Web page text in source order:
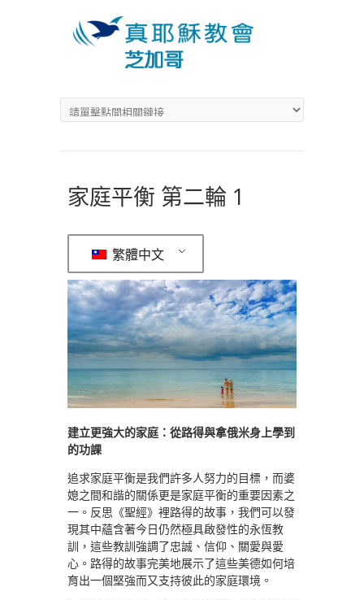
家庭平衡 第二輪 1
繁體中文
建立更強大的家庭：從路得與拿俄米身上學到
的功課
追求家庭平衡是我們許多人努力的目標，而婆
媳之間和諧的關係更是家庭平衡的重要因素之
一。反思《聖經》裡路得的故事，我們可以發
現其中蘊含著今日仍然極具啟發性的永恆教
訓，這些教訓強調了忠誠、信仰、關愛與愛
心。路得的故事完美地展示了這些美德如何培
育出一個堅強而又支持彼此的家庭環境。